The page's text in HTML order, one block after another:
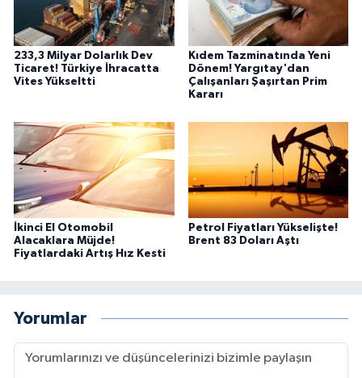
233,3 Milyar Dolarlık Dev
Ticaret! Türkiye İhracatta
Vites Yükseltti
Kıdem Tazminatında Yeni
Dönem! Yargıtay'dan
Çalışanları Şaşırtan Prim
Kararı
İkinci El Otomobil
Alacaklara Müjde!
Fiyatlardaki Artış Hız Kesti
Petrol Fiyatları Yükselişte!
Brent 83 Doları Aştı
Yorumlar